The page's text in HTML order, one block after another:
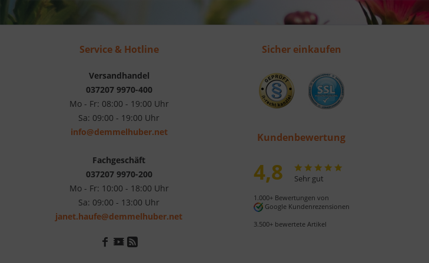
Service & Hotline
Versandhandel
037207 9970-400
Mo - Fr: 08:00 - 19:00 Uhr
Sa: 09:00 - 19:00 Uhr
info@demmelhuber.net
Fachgeschäft
037207 9970-200
Mo - Fr: 10:00 - 18:00 Uhr
Sa: 09:00 - 13:00 Uhr
janet.haufe@demmelhuber.net
Sicher einkaufen
Kundenbewertung
4,8 Sehr gut
1.000+ Bewertungen von
Google Kundenrezensionen
3.500+ bewertete Artikel